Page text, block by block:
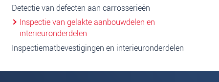
Detectie van defecten aan carrosserieën
Inspectie van gelakte aanbouwdelen en
interieuronderdelen
Inspectiematbevestigingen en interieuronderdelen